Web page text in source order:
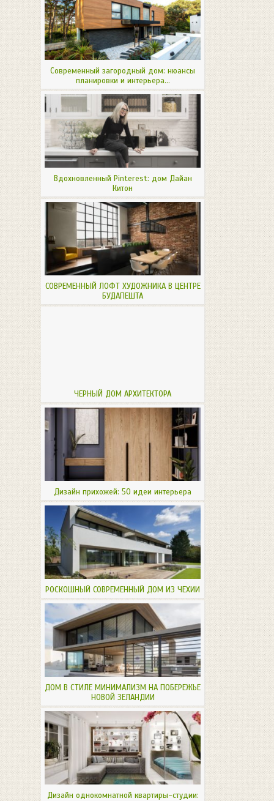
Современный загородный дом: нюансы
планировки и интерьера...
Вдохновленный Pinterest: дом Дайан
Китон
СОВРЕМЕННЫЙ ЛОФТ ХУДОЖНИКА В ЦЕНТРЕ
БУДАПЕШТА
ЧЕРНЫЙ ДОМ АРХИТЕКТОРА
Дизайн прихожей: 50 идеи интерьера
РОСКОШНЫЙ СОВРЕМЕННЫЙ ДОМ ИЗ ЧЕХИИ
ДОМ В СТИЛЕ МИНИМАЛИЗМ НА ПОБЕРЕЖЬЕ
НОВОЙ ЗЕЛАНДИИ
Дизайн однокомнатной квартиры-студии: